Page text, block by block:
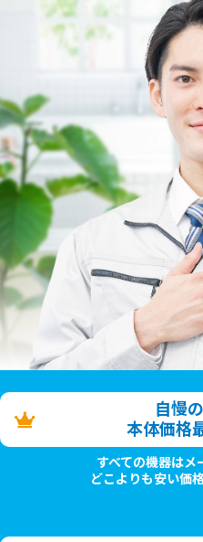
自慢
本体価格
すべての機器はメ
どこよりも安い価